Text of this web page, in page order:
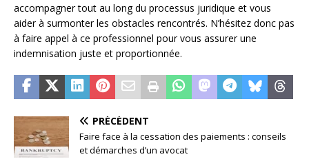
accompagner tout au long du processus juridique et vous
aider à surmonter les obstacles rencontrés. N’hésitez donc pas
à faire appel à ce professionnel pour vous assurer une
indemnisation juste et proportionnée.
PRÉCÉDENT
Faire face à la cessation des paiements : conseils
et démarches d’un avocat